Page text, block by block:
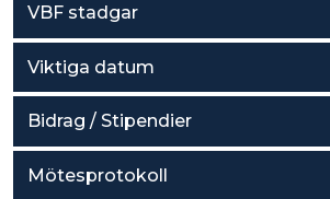
VBF stadgar
Viktiga datum
Bidrag / Stipendier
Mötesprotokoll